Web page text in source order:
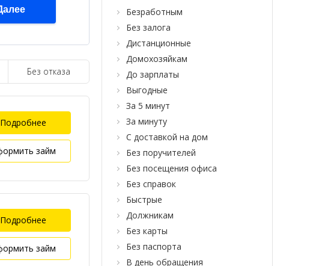
Без отказа
Подробнее
займ
Подробнее
займ
Безработным
Без залога
Дистанционные
Домохозяйкам
До зарплаты
Выгодные
За 5 минут
За минуту
С доставкой на дом
Без поручителей
Без посещения офиса
Без справок
Быстрые
Должникам
Без карты
Без паспорта
В день обращения